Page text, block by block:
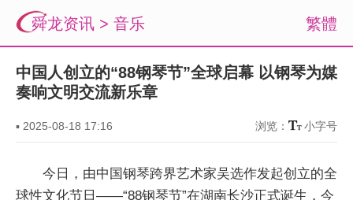
繁體
舜龙资讯 > 音乐
中国人创立的“88钢琴节”全球启幕 以钢琴为媒
奏响文明交流新乐章
▪ 2025-08-18 17:16 浏览： 小字号
今日，由中国钢琴跨界艺术家吴选作发起创立的全
球性文化节日——“88钢琴节”在湖南长沙正式诞生，今